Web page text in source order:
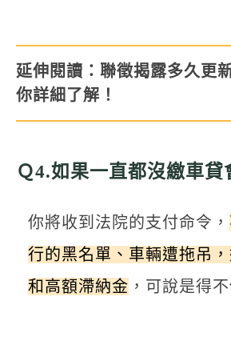
延伸閱讀： 聯徵揭露多久更
你詳細了解！
Ｑ4.如果一直都沒繳車貸
你將收到法院的支付命令，
行的黑名單、車輛遭拖吊
和高額滯納金 ，可說是得